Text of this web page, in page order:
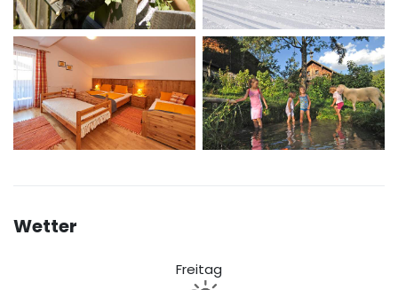
Wetter
Freitag